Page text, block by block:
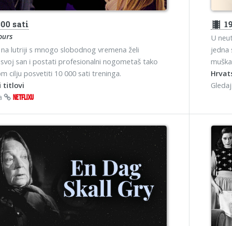
sati
lutriji s mnogo slobodnog vremena želi
san i postati profesionalni nogometaš tako
cilju posvetiti 10 000 sati treninga.
titlovi
NETFLIXU
theaters
U
jedna